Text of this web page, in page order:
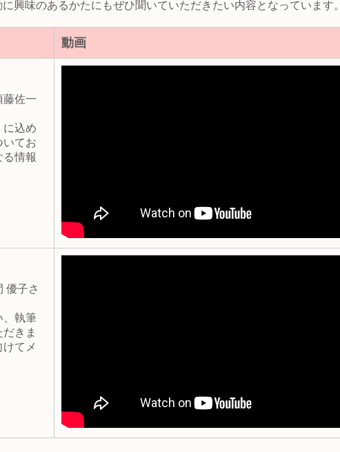
味のあるかたにもぜひ聞いていただきたい内容となっています。
動画
佐一
込め
いてお
情報
優子さ
、執筆
きま
てメ